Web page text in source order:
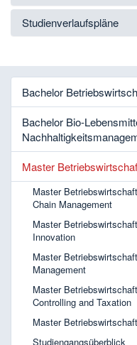
Studienverlaufspläne
Bachelor
Bachelor Bio-
Master
Master
Chain Management
Master
Innovation
Master
Management
Master
Controlling and Taxation
Master
Studiengangsüberblick